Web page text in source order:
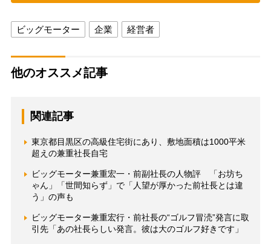
ビッグモーター 企業 経営者
他のオススメ記事
関連記事
東京都目黒区の高級住宅街にあり、敷地面積は1000平米
超えの兼重社長自宅
ビッグモーター兼重宏一・前副社長の人物評 「お坊ち
ゃん」「世間知らず」で「人望が厚かった前社長とは違
う」の声も
ビッグモーター兼重宏行・前社長の“ゴルフ冒涜”発言に取
引先「あの社長らしい発言。彼は大のゴルフ好きです」